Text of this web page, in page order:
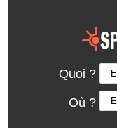
Quoi ?
Où ?